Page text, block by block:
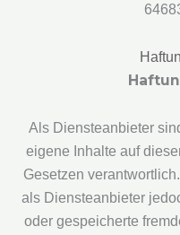
Als Diensteanbieter
eigene Inhalte auf
Gesetzen
als Diensteanbieter
oder gespeicherte